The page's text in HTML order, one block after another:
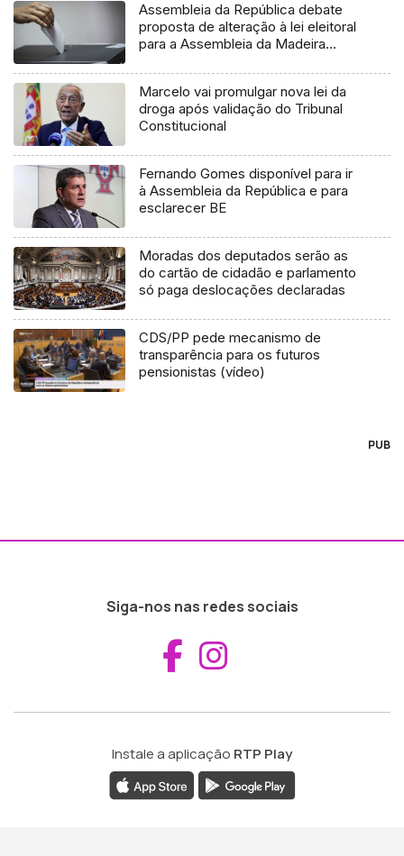
Assembleia da República debate
proposta de alteração à lei eleitoral
para a Assembleia da Madeira
Marcelo vai promulgar nova lei da
droga após validação do Tribunal
Constitucional
Fernando Gomes disponível para ir
à Assembleia da República e para
esclarecer BE
Moradas dos deputados serão as
do cartão de cidadão e parlamento
só paga deslocações declaradas
CDS/PP pede mecanismo de
transparência para os futuros
pensionistas (vídeo)
PUB
Siga-nos nas redes sociais
Aceder ao
Instale a aplicação RTP Play